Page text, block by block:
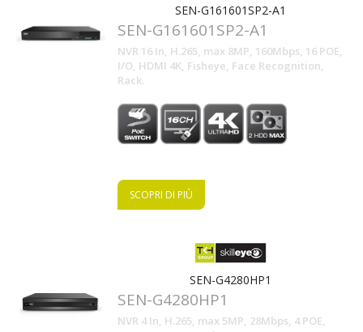
SEN-G161601SP2-A1
SEN-G161601SP2-A1
NVR 16 In, H.265, max 8MP, 160Mbps, 16 POE,
I/O, HDMI 4K, Fisheye, Face Recognition,
Rack.
SCOPRI DI PIÙ
SEN-G4280HP1
SEN-G4280HP1
NVR 4 In, H.265, max 5MP, 28Mbps, 4 POE,